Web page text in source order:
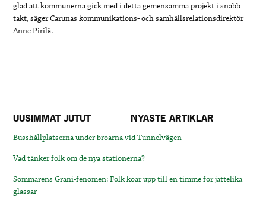
glad att kommunerna gick med i detta gemensamma projekt i snabb
takt, säger Carunas kommunikations- och samhällsrelationsdirektör
Anne Pirilä.
UUSIMMAT JUTUT NYASTE ARTIKLAR
Busshållplatserna under broarna vid Tunnelvägen
Vad tänker folk om de nya stationerna?
Sommarens Grani-fenomen: Folk köar upp till en timme för jättelika
glassar